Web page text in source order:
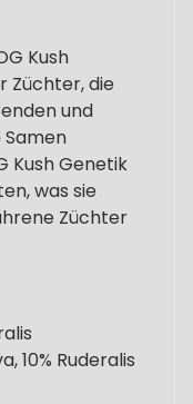
Kush
Züchter, die
und
Kush Genetik
was sie
Züchter
10% Ruderalis